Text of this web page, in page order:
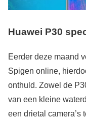
Huawei P30
Eerder deze maand
Spigen online,
onthuld. Zowel de
van een kleine
een drietal camera’s